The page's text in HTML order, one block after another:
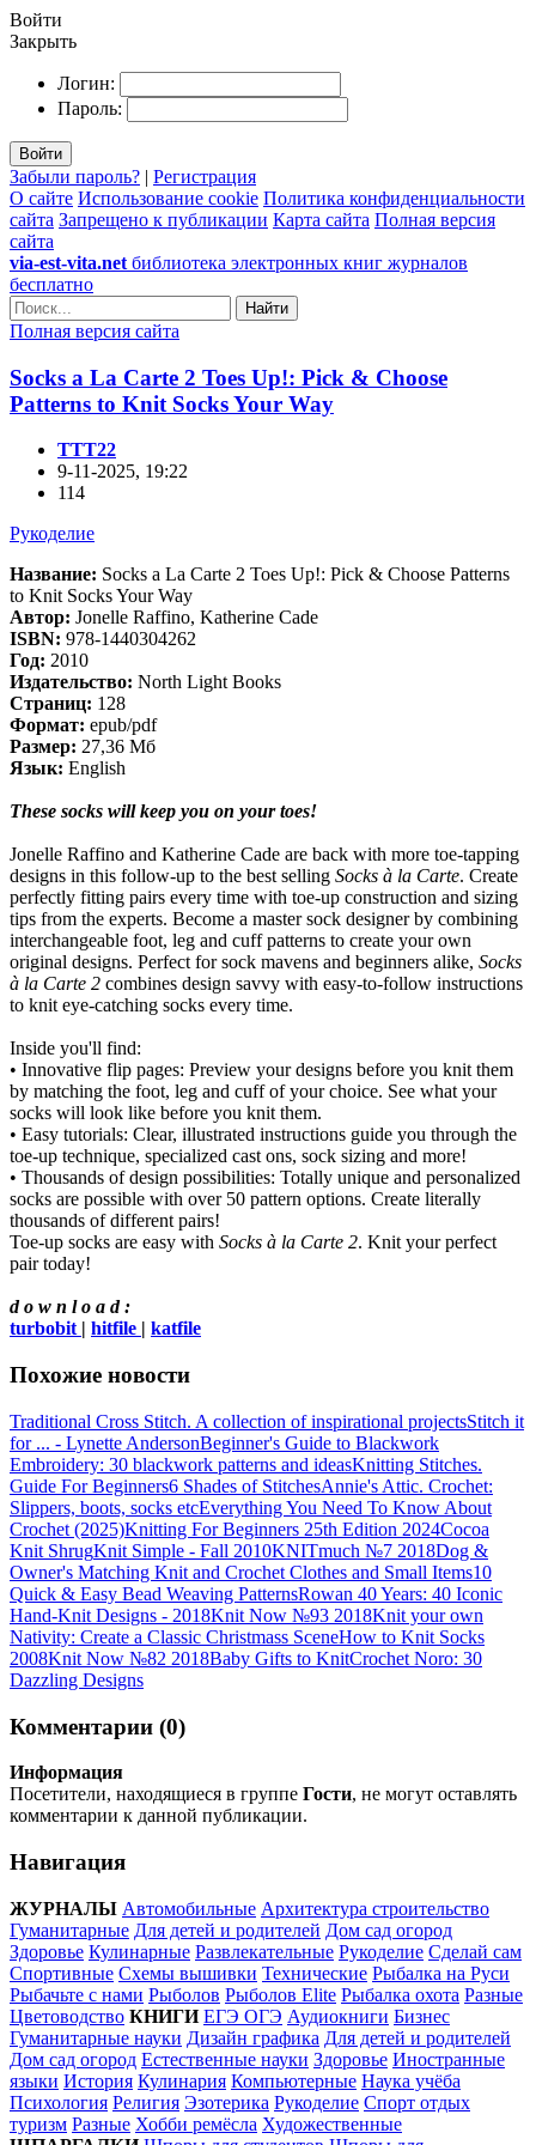
Войти
Закрыть
Логин:
Пароль:
Войти
Забыли пароль? | Регистрация
О сайте Использование cookie Политика конфиденциальности
сайта Запрещено к публикации Карта сайта Полная версия
сайта
via-est-vita.net библиотека электронных книг журналов
бесплатно
Найти
Полная версия сайта
Socks a La Carte 2 Toes Up!: Pick & Choose
Patterns to Knit Socks Your Way
TTT22
9-11-2025, 19:22
114
Рукоделие
Название: Socks a La Carte 2 Toes Up!: Pick & Choose Patterns
to Knit Socks Your Way
Автор: Jonelle Raffino, Katherine Cade
ISBN: 978-1440304262
Год: 2010
Издательство: North Light Books
Страниц: 128
Формат: epub/pdf
Размер: 27,36 Мб
Язык: English
These socks will keep you on your toes!
Jonelle Raffino and Katherine Cade are back with more toe-tapping
designs in this follow-up to the best selling Socks à la Carte. Create
perfectly fitting pairs every time with toe-up construction and sizing
tips from the experts. Become a master sock designer by combining
interchangeable foot, leg and cuff patterns to create your own
original designs. Perfect for sock mavens and beginners alike, Socks
à la Carte 2 combines design savvy with easy-to-follow instructions
to knit eye-catching socks every time.
Inside you'll find:
• Innovative flip pages: Preview your designs before you knit them
by matching the foot, leg and cuff of your choice. See what your
socks will look like before you knit them.
• Easy tutorials: Clear, illustrated instructions guide you through the
toe-up technique, specialized cast ons, sock sizing and more!
• Thousands of design possibilities: Totally unique and personalized
socks are possible with over 50 pattern options. Create literally
thousands of different pairs!
Toe-up socks are easy with Socks à la Carte 2. Knit your perfect
pair today!
d o w n l o a d :
turbobit | hitfile | katfile
Похожие новости
Traditional Cross Stitch. A collection of inspirational projectsStitch it
for ... - Lynette AndersonBeginner's Guide to Blackwork
Embroidery: 30 blackwork patterns and ideasKnitting Stitches.
Guide For Beginners6 Shades of StitchesAnnie's Attic. Crochet:
Slippers, boots, socks etcEverything You Need To Know About
Crochet (2025)Knitting For Beginners 25th Edition 2024Cocoa
Knit ShrugKnit Simple - Fall 2010KNITmuch №7 2018Dog &
Owner's Matching Knit and Crochet Clothes and Small Items10
Quick & Easy Bead Weaving PatternsRowan 40 Years: 40 Iconic
Hand-Knit Designs - 2018Knit Now №93 2018Knit your own
Nativity: Create a Classic Christmass SceneHow to Knit Socks
2008Knit Now №82 2018Baby Gifts to KnitCrochet Noro: 30
Dazzling Designs
Комментарии (0)
Информация
Посетители, находящиеся в группе Гости, не могут оставлять
комментарии к данной публикации.
Навигация
ЖУРНАЛЫ Автомобильные Архитектура строительство
Гуманитарные Для детей и родителей Дом сад огород
Здоровье Кулинарные Развлекательные Рукоделие Сделай сам
Спортивные Схемы вышивки Технические Рыбалка на Руси
Рыбачьте с нами Рыболов Рыболов Elite Рыбалка охота Разные
Цветоводство КНИГИ ЕГЭ ОГЭ Аудиокниги Бизнес
Гуманитарные науки Дизайн графика Для детей и родителей
Дом сад огород Естественные науки Здоровье Иностранные
языки История Кулинария Компьютерные Наука учёба
Психология Религия Эзотерика Рукоделие Спорт отдых
туризм Разные Хобби ремёсла Художественные